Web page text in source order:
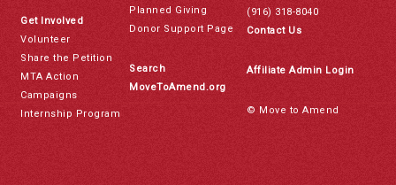
Get Involved
Volunteer
Share the Petition
MTA Action
Campaigns
Internship Program
Planned Giving
Donor Support Page
Search
MoveToAmend.org
(916) 318-8040
Contact Us
Affiliate Admin Login
© Move to Amend